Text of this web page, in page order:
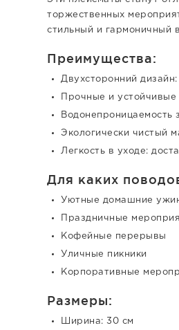
торжественных
стильный и гармоничный
Преимущества:
Двухсторонний
Прочные и
Водонепроницаемость
Экологически чистый
Легкость в уходе:
Для каких
Уютные домашние
Праздничные
Кофейные перерывы
Уличные пикники
Корпоративные
Размеры:
Ширина: 30 см